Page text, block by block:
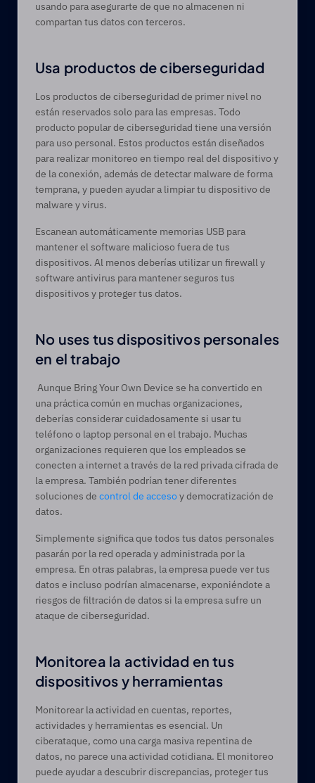
usando para asegurarte de que no almacenen ni
compartan tus datos con terceros.
Usa productos de ciberseguridad
Los productos de ciberseguridad de primer nivel no
están reservados solo para las empresas. Todo
producto popular de ciberseguridad tiene una versión
para uso personal. Estos productos están diseñados
para realizar monitoreo en tiempo real del dispositivo y
de la conexión, además de detectar malware de forma
temprana, y pueden ayudar a limpiar tu dispositivo de
malware y virus.
Escanean automáticamente memorias USB para
mantener el software malicioso fuera de tus
dispositivos. Al menos deberías utilizar un firewall y
software antivirus para mantener seguros tus
dispositivos y proteger tus datos.
No uses tus dispositivos personales
en el trabajo
una práctica común en muchas organizaciones,
deberías considerar cuidadosamente si usar tu
teléfono o laptop personal en el trabajo. Muchas
organizaciones requieren que los empleados se
conecten a internet a través de la red privada cifrada de
la empresa. También podrían tener diferentes
soluciones de control de acceso y democratización de
datos.
Simplemente significa que todos tus datos personales
pasarán por la red operada y administrada por la
empresa. En otras palabras, la empresa puede ver tus
datos e incluso podrían almacenarse, exponiéndote a
riesgos de filtración de datos si la empresa sufre un
ataque de ciberseguridad.
Monitorea la actividad en tus
dispositivos y herramientas
Monitorear la actividad en cuentas, reportes,
actividades y herramientas es esencial. Un
ciberataque, como una carga masiva repentina de
datos, no parece una actividad cotidiana. El monitoreo
puede ayudar a descubrir discrepancias, proteger tus